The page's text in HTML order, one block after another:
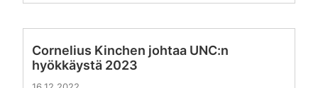
Cornelius Kinchen johtaa UNC:n
hyökkäystä 2023